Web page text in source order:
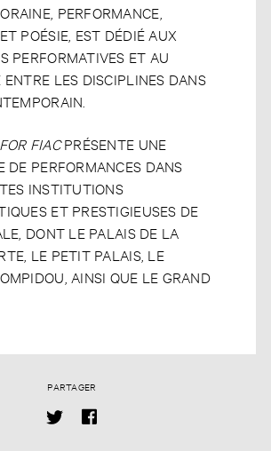
PERFORMANCE,
POÉSIE, EST DÉDIÉ AUX
PERFORMATIVES ET AU
ENTRE LES DISCIPLINES DANS
FIACPRÉSENTE UNE
DE PERFORMANCES DANS
INSTITUTIONS
ET PRESTIGIEUSES DE
DONT LE PALAIS DE LA
LE PETIT PALAIS, LE
AINSI QUE LE GRAND
PARTAGER